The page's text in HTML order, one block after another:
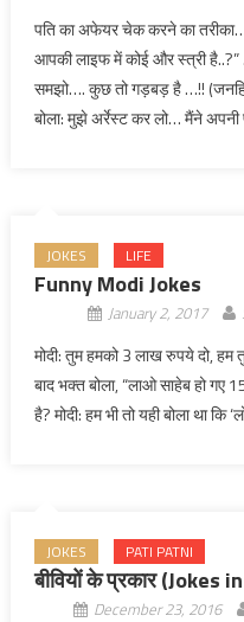
पति का अफेयर चेक करने का
आपकी लाइफ में कोई और स्त्री
समझो…. कुछ तो गड़बड़ है …!!
बोला: मुझे अर्रेस्ट कर लो… मैंने
JOKES LIFE
Funny Modi Jokes
January 2, 2017
मोदी: तुम हमको 3 लाख रुपये दो, हम
बाद भक्त बोला, “लाओ साहेब हो गए
है? मोदी: हम भी तो यही बोला था कि
JOKES PATI PATNI
बीवियों के प्रकार (Jokes
December 23, 2016